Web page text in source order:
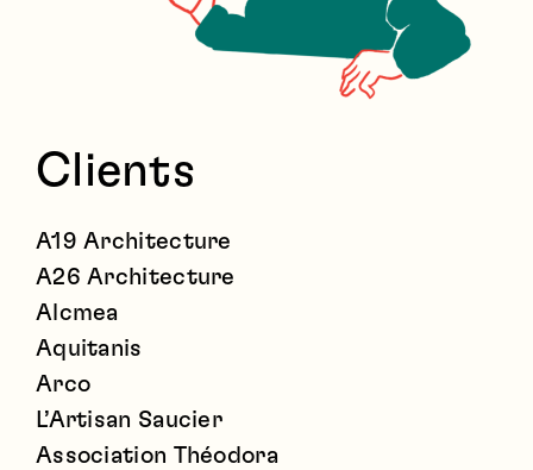
Clients
A19 Architecture
A26 Architecture
Alcmea
Aquitanis
Arco
L’Artisan Saucier
Association Théodora